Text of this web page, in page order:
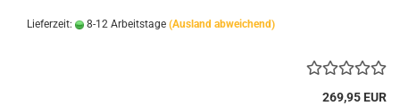
Lieferzeit: 8-12 Arbeitstage (Ausland abweichend)
269,95 EUR